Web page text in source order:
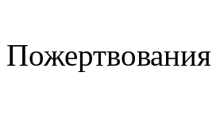
Пожертвования